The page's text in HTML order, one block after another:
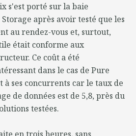
s'est porté sur la baie
après avoir testé que les
au rendez-vous et, surtout,
était conforme aux
Ce coût a été
dans le cas de Pure
ses concurrents car le taux de
de données est de 5,8, près du
testées.
en trois heures, sans